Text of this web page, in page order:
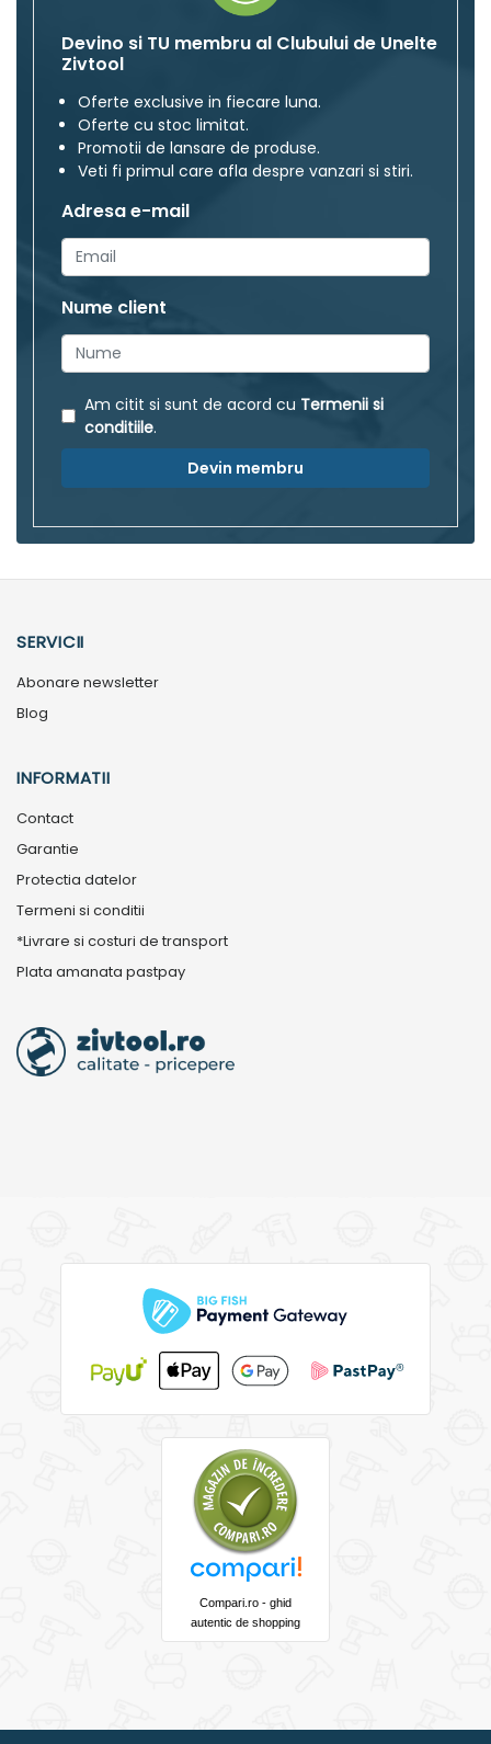
Devino si TU membru al Clubului de Unelte
Zivtool
Oferte exclusive in fiecare luna.
Oferte cu stoc limitat.
Promotii de lansare de produse.
Veti fi primul care afla despre vanzari si stiri.
Adresa e-mail
Nume client
Am citit si sunt de acord cu Termenii si
conditiile.
Devin membru
SERVICII
Abonare newsletter
Blog
INFORMATII
Contact
Garantie
Protectia datelor
Termeni si conditii
*Livrare si costuri de transport
Plata amanata pastpay
Compari.ro - ghid
autentic de shopping